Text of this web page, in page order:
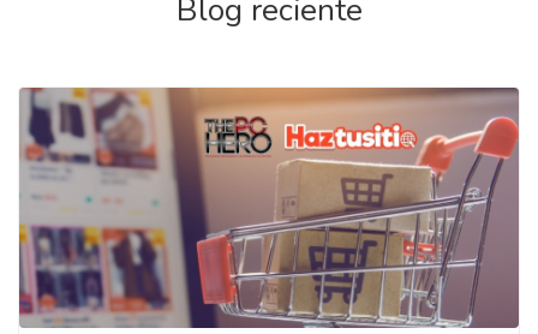
Blog reciente